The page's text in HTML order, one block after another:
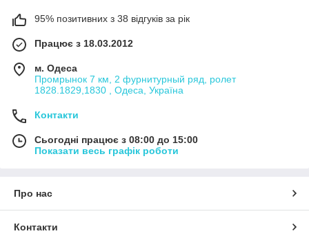
95% позитивних з 38 відгуків за рік
Працює з 18.03.2012
м. Одеса
Промрынок 7 км, 2 фурнитурный ряд, ролет
1828.1829,1830 , Одеса, Україна
Контакти
Сьогодні працює з 08:00 до 15:00
Показати весь графік роботи
Про нас
Контакти